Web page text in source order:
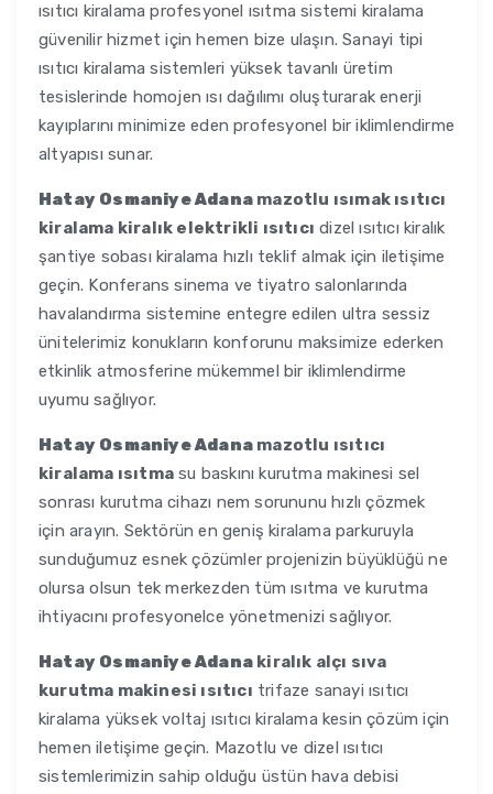
ısıtıcı kiralama profesyonel ısıtma sistemi kiralama
güvenilir hizmet için hemen bize ulaşın. Sanayi tipi
ısıtıcı kiralama sistemleri yüksek tavanlı üretim
tesislerinde homojen ısı dağılımı oluşturarak enerji
kayıplarını minimize eden profesyonel bir iklimlendirme
altyapısı sunar.
Hatay Osmaniye Adana mazotlu ısımak ısıtıcı
kiralama kiralık elektrikli ısıtıcı dizel ısıtıcı kiralık
şantiye sobası kiralama hızlı teklif almak için iletişime
geçin. Konferans sinema ve tiyatro salonlarında
havalandırma sistemine entegre edilen ultra sessiz
ünitelerimiz konukların konforunu maksimize ederken
etkinlik atmosferine mükemmel bir iklimlendirme
uyumu sağlıyor.
Hatay Osmaniye Adana mazotlu ısıtıcı
kiralama ısıtma su baskını kurutma makinesi sel
sonrası kurutma cihazı nem sorununu hızlı çözmek
için arayın. Sektörün en geniş kiralama parkuruyla
sunduğumuz esnek çözümler projenizin büyüklüğü ne
olursa olsun tek merkezden tüm ısıtma ve kurutma
ihtiyacını profesyonelce yönetmenizi sağlıyor.
Hatay Osmaniye Adana kiralık alçı sıva
kurutma makinesi ısıtıcı trifaze sanayi ısıtıcı
kiralama yüksek voltaj ısıtıcı kiralama kesin çözüm için
hemen iletişime geçin. Mazotlu ve dizel ısıtıcı
sistemlerimizin sahip olduğu üstün hava debisi